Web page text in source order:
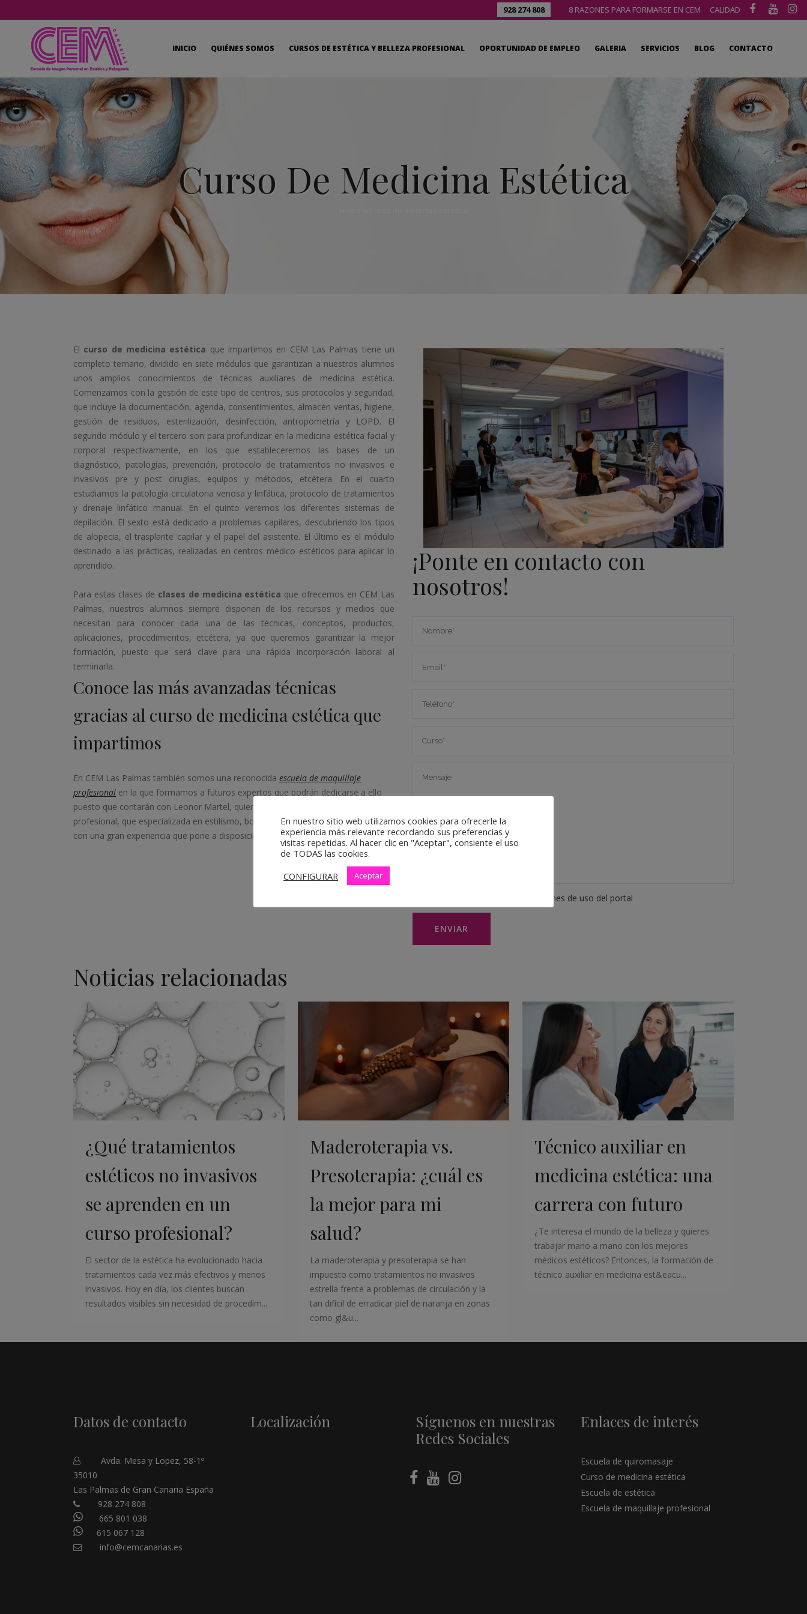
928 274 808 8 RAZONES PARA FORMARSE EN CEM CALIDAD
INICIO QUIÉNES SOMOS CURSOS DE ESTÉTICA Y BELLEZA PROFESIONAL OPORTUNIDAD DE EMPLEO GALERIA SERVICIOS BLOG CONTACTO
Curso De Medicina Estética
El curso de medicina estética que impartimos en CEM Las Palmas tiene un
completo temario, dividido en siete módulos que garantizan a nuestros alumnos
unos amplios conocimientos de técnicas auxiliares de medicina estética.
Comenzamos con la gestión de este tipo de centros, sus protocolos y seguridad,
que incluye la documentación, agenda, consentimientos, almacén ventas, higiene,
gestión de residuos, esterilización, desinfección, antropometría y LOPD. El
segundo módulo y el tercero son para profundizar en la medicina estética facial y
corporal respectivamente, en los que estableceremos las bases de un
diagnóstico, patologías, prevención, protocolo de tratamientos no invasivos e
invasivos pre y post cirugías, equipos y métodos, etcétera. En el cuarto
estudiamos la patología circulatoria venosa y linfática, protocolo de tratamientos
y drenaje linfático manual. En el quinto veremos los diferentes sistemas de
depilación. El sexto está dedicado a problemas capilares, descubriendo los tipos
de alopecia, el trasplante capilar y el papel del asistente. El último es el módulo
destinado a las prácticas, realizadas en centros médico estéticos para aplicar lo
aprendido.
Para estas clases de clases de medicina estética que ofrecemos en CEM Las
Palmas, nuestros alumnos siempre disponen de los recursos y medios que
necesitan para conocer cada una de las técnicas, conceptos, productos,
aplicaciones, procedimientos, etcétera, ya que queremos garantizar la mejor
formación, puesto que será clave para una rápida incorporación laboral al
terminarla.
Conoce las más avanzadas técnicas
gracias al curso de medicina estética que
impartimos
En CEM Las Palmas también somos una reconocida escuela de maquillaje
profesional en la que formamos a futuros expertos que podrán dedicarse a ello
puesto que contarán con Leonor Martel, quien imparte este curso de maquillaje
profesional, que especializada en estilismo, body painting, peluquería, visagismo, y
con una gran experiencia que pone a disposición de los alumnos
¡Ponte en contacto con
nosotros!
condiciones de uso del portal
Noticias relacionadas
¿Qué tratamientos
estéticos no invasivos
se aprenden en un
curso profesional?
El sector de la estética ha evolucionado hacia
tratamientos cada vez más efectivos y menos
invasivos. Hoy en día, los clientes buscan
resultados visibles sin necesidad de procedim...
Maderoterapia vs.
Presoterapia: ¿cuál es
la mejor para mi
salud?
La maderoterapia y presoterapia se han
impuesto como tratamientos no invasivos
estrella frente a problemas de circulación y la
tan difícil de erradicar piel de naranja en zonas
como gl&u...
Técnico auxiliar en
medicina estética: una
carrera con futuro
¿Te interesa el mundo de la belleza y quieres
trabajar mano a mano con los mejores
médicos estéticos? Entonces, la formación de
técnico auxiliar en medicina est&eacu...
Datos de contacto
Avda. Mesa y Lopez, 58-1º
35010
Las Palmas de Gran Canaria España
928 274 808
665 801 038
615 067 128
info@cemcanarias.es
Localización
Síguenos en nuestras
Redes Sociales
Enlaces de interés
Escuela de quiromasaje
Curso de medicina estética
Escuela de estética
Escuela de maquillaje profesional
En nuestro sitio web utilizamos cookies para ofrecerle la
experiencia más relevante recordando sus preferencias y
visitas repetidas. Al hacer clic en "Aceptar", consiente el uso
de TODAS las cookies.
CONFIGURAR
Aceptar